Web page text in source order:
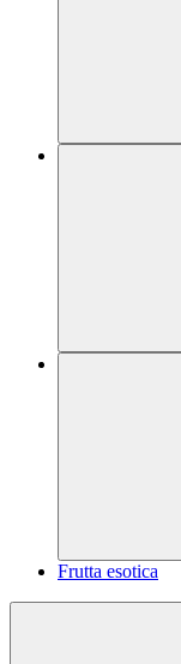
Frutta esotica